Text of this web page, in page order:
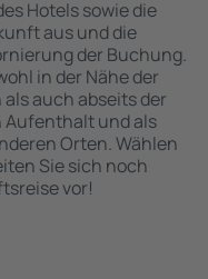
Hotels sowie die
aus und die
der Buchung.
in der Nähe der
auch abseits der
Aufenthalt und als
Orten. Wählen
Sie sich noch
vor!